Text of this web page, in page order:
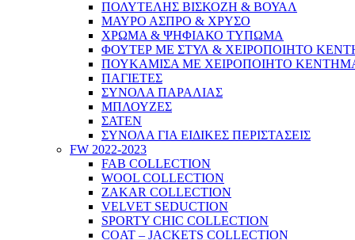
ΠΟΛΥΤΕΛΗΣ ΒΙΣΚΟΖΗ & ΒΟΥΑΛ
ΜΑΥΡΟ ΑΣΠΡΟ & ΧΡΥΣΟ
ΧΡΩΜΑ & ΨΗΦΙΑΚΟ ΤΥΠΩΜΑ
ΦΟΥΤΕΡ ΜΕ ΣΤΥΛ & ΧΕΙΡΟΠΟΙΗΤΟ
ΠΟΥΚΑΜΙΣΑ ΜΕ ΧΕΙΡΟΠΟΙΗΤΟ
ΠΑΓΙΕΤΕΣ
ΣΥΝΟΛΑ ΠΑΡΑΛΙΑΣ
ΜΠΛΟΥΖΕΣ
ΣΑΤΕΝ
ΣΥΝΟΛΑ ΓΙΑ ΕΙΔΙΚΕΣ ΠΕΡΙΣΤΑΣΕΙΣ
FW 2022-2023
FAB COLLECTION
WOOL COLLECTION
ZAKAR COLLECTION
VELVET SEDUCTION
SPORTY CHIC COLLECTION
COAT – JACKETS COLLECTION